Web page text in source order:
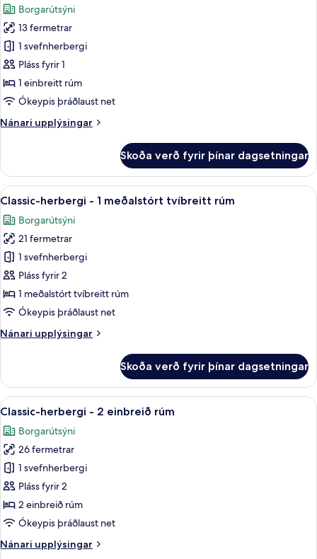
myndir
fyrir
Classic-
herbergi
-
1
einbreitt
rúm
Borgarútsýni
13 fermetrar
1 svefnherbergi
Pláss fyrir 1
1 einbreitt rúm
Ókeypis þráðlaust net
Nánari upplýsingar
Nánari
herbergi
1
rúm
Skoða verð fyrir þínar dagsetningar
Skoða
allar
myndir
fyrir
Classic-
herbergi
-
1
meðalstórt
tvíbreitt
Rúmföt af bestu gerð, míníbar,
3
Classic-herbergi - 1 meðalstórt tvíbreitt rúm
Borgarútsýni
21 fermetrar
1 svefnherbergi
Pláss fyrir 2
1 meðalstórt tvíbreitt rúm
Ókeypis þráðlaust net
Nánari upplýsingar
Nánari
herbergi
1
tvíbreitt
rúm
Skoða verð fyrir þínar dagsetningar
Skoða
allar
myndir
fyrir
Classic-
herbergi
-
2
einbreið
rúm
Rúmföt af bestu gerð, míníbar,
3
Classic-herbergi - 2 einbreið rúm
Borgarútsýni
26 fermetrar
1 svefnherbergi
Pláss fyrir 2
2 einbreið rúm
Ókeypis þráðlaust net
Nánari upplýsingar
Nánari